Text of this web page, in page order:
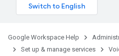
Google Workspace Help
Set up & manage services